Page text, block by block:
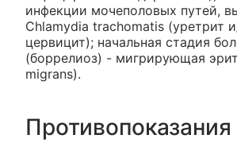
инфекции мочеполовых путей,
Chlamydia trachomatis (уретрит
цервицит); начальная стадия
(боррелиоз) - мигрирующая
migrans).
Противопоказания